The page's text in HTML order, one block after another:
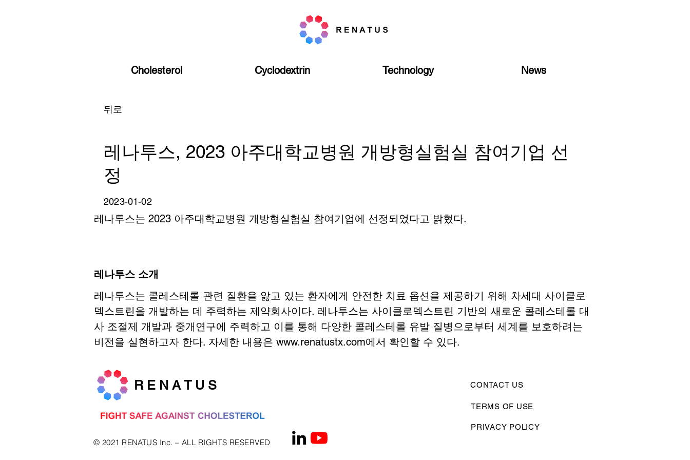
Cholesterol Cyclodextrin Technology News
뒤로
레나투스, 2023 아주대학교병원 개방형실험실 참여기업 선
정
2023-01-02
레나투스는 2023 아주대학교병원 개방형실험실 참여기업에 선정되었다고 밝혔다.
레나투스 소개
레나투스는 콜레스테롤 관련 질환을 앓고 있는 환자에게 안전한 치료 옵션을 제공하기 위해 차세대 사이클로
덱스트린을 개발하는 데 주력하는 제약회사이다. 레나투스는 사이클로덱스트린 기반의 새로운 콜레스테롤 대
사 조절제 개발과 중개연구에 주력하고 이를 통해 다양한 콜레스테롤 유발 질병으로부터 세계를 보호하려는
비전을 실현하고자 한다. 자세한 내용은 www.renatustx.com에서 확인할 수 있다.
R E N A T U S
© 2021 RENATUS Inc. – ALL RIGHTS RESERVED
CONTACT US
TERMS OF USE
PRIVACY POLICY